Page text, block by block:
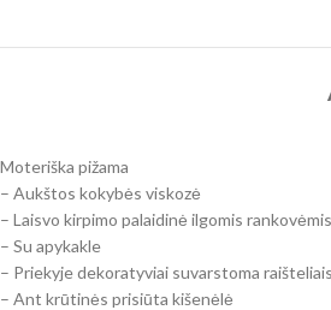
Moteriška pižama
– Aukštos kokybės viskozė
– Laisvo kirpimo palaidinė ilgomis rankovėmis
– Su apykakle
– Priekyje dekoratyviai suvarstoma raišteliais
– Ant krūtinės prisiūta kišenėlė